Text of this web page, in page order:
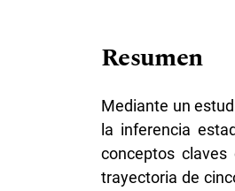
Resumen
Mediante un
la inferencia
conceptos
trayectoria de